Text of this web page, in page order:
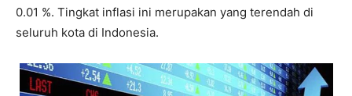
0.01 %. Tingkat inflasi ini merupakan yang terendah di
seluruh kota di Indonesia.